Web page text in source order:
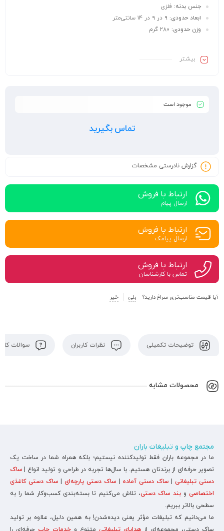
جنس بدنه: فلزی
ابعاد حدودی:
وزن حدودی:
بیشـتر
موجود است
تماس بگیرید
گزارش نادرستی مشخصات
ارتباط با فروش
ارسال پیام
ارتباط با فروش
ارسال پیامک
ارتباط با فروش
تماس با کارشناسان
آیا قیمت مناسب‌تری سراغ دارید؟ بلی خیر
توضیحات تکمیلی نظرات کاربران سوالات
محصولات مشابه
مجتمع چاپ و تبلیغات باران
ما در مجموعه باران فقط تولیدکننده نیستیم؛ بلکه همراه شما در ساخت یک
تصویر حرفه‌ای از برندتان هستیم. با سال‌ها تجربه در طراحی و تولید انواع | ساک
دستی تبلیغاتی |ساک دستی آماده ساک دستی پارچه‌ای| ساک دستی کاغذی
اختصاصی وبند ساک دستی، تلاش می‌کنیم تا بسته‌بندی کسب‌وکار شما را به
سطحی بالاتر ببریم.
ما می‌دانیم که تبلیغات مؤثر یعنی دیده‌شدن! به همین دلیل، علاوه بر تولید